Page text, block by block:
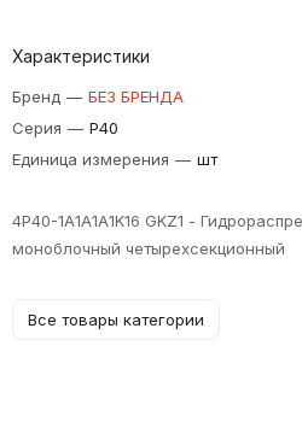
Характеристики
Бренд — БЕЗ БРЕНДА
Серия — P40
Единица измерения — шт
4Р40-1А1А1А1K16 GKZ1 -
моноблочный четырехсекционный
Все товары категории